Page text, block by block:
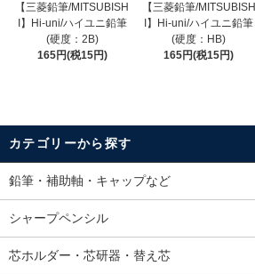
【三菱鉛筆/MITSUBISH
I】Hi-uni/ハイユニ鉛筆
(硬度：2B)
165円(税15円)
【三菱鉛筆/MITSUBISH
I】Hi-uni/ハイユニ鉛筆
(硬度：HB)
165円(税15円)
カテゴリーから探す
鉛筆・補助軸・キャップなど
シャープペンシル
芯ホルダー・芯研器・替え芯